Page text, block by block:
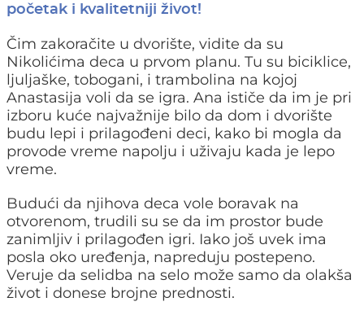
početak i kvalitetniji život!
Čim zakoračite u dvorište, vidite da su
Nikolićima deca u prvom planu. Tu su biciklice,
ljuljaške, tobogani, i trambolina na kojoj
Anastasija voli da se igra. Ana ističe da im je pri
izboru kuće najvažnije bilo da dom i dvorište
budu lepi i prilagođeni deci, kako bi mogla da
provode vreme napolju i uživaju kada je lepo
vreme.
Budući da njihova deca vole boravak na
otvorenom, trudili su se da im prostor bude
zanimljiv i prilagođen igri. Iako još uvek ima
posla oko uređenja, napreduju postepeno.
Veruje da selidba na selo može samo da olakša
život i donese brojne prednosti.